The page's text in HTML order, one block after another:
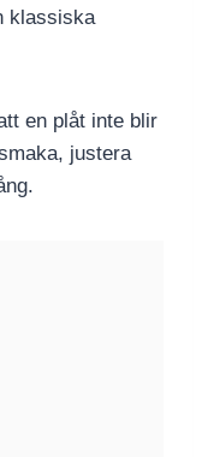
klassiska
en plåt inte blir
justera